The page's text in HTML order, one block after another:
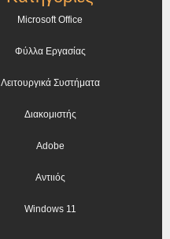
Microsoft Office
Φύλλα Εργασίας
Λειτουργικά Συστήματα
Διακομιστής
Adobe
Αντιιός
Windows 11